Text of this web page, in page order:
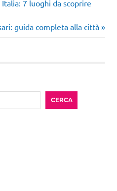
7 luoghi da scoprire
guida completa alla città
CERCA